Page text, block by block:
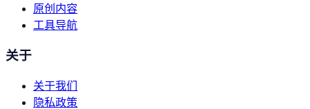
原创内容
工具导航
关于
关于我们
隐私政策